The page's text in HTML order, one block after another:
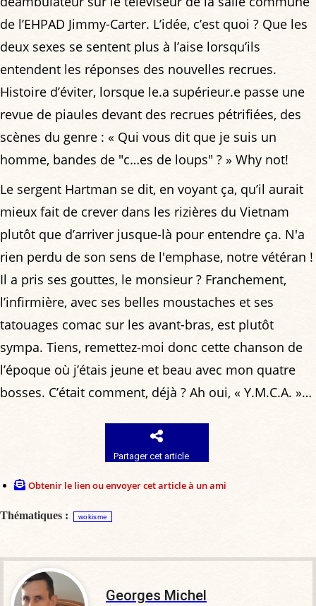
de l’EHPAD Jimmy-Carter. L’idée, c’est quoi ? Que les
deux sexes se sentent plus à l’aise lorsqu’ils
entendent les réponses des nouvelles recrues.
Histoire d’éviter, lorsque le.a supérieur.e passe une
revue de piaules devant des recrues pétrifiées, des
scènes du genre : « Qui vous dit que je suis un
homme, bandes de "c…es de loups" ? » Why not!
Le sergent Hartman se dit, en voyant ça, qu’il aurait
mieux fait de crever dans les rizières du Vietnam
plutôt que d’arriver jusque-là pour entendre ça. N'a
rien perdu de son sens de l'emphase, notre vétéran !
Il a pris ses gouttes, le monsieur ? Franchement,
l’infirmière, avec ses belles moustaches et ses
tatouages comac sur les avant-bras, est plutôt
sympa. Tiens, remettez-moi donc cette chanson de
l’époque où j’étais jeune et beau avec mon quatre
bosses. C’était comment, déjà ? Ah oui, « Y.M.C.A. »…
Partager cet article
Obtenir le lien ou envoyer cet article à un ami
Thématiques : wokisme
Georges Michel